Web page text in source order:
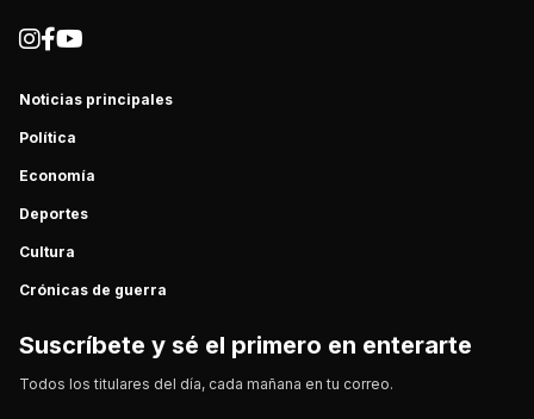
Noticias principales
Política
Economía
Deportes
Cultura
Crónicas de guerra
Suscríbete y sé el primero en enterarte
Todos los titulares del día, cada mañana en tu correo.